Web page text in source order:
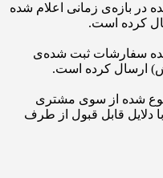
در بازه‌ی زمانی اعلام شده
کرده است.
سفارشات ثبت شده‌ی
ارسال کرده است.
شده از سوی مشتری
دلایل قابل قبول از طرف